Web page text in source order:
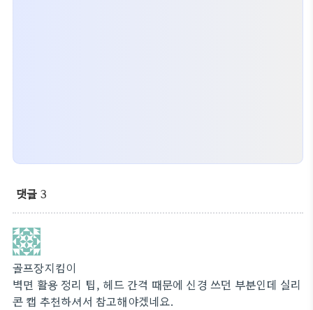
댓글 3
골프장지킴이
벽면 활용 정리 팁, 헤드 간격 때문에 신경 쓰던 부분인데 실리
콘 캡 추천하셔서 참고해야겠네요.